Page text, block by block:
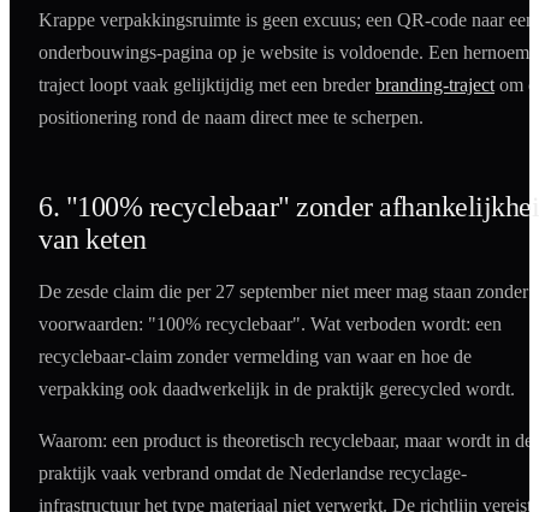
Krappe verpakkingsruimte is geen excuus; een QR-code naar een
onderbouwings-pagina op je website is voldoende. Een hernoem-
traject loopt vaak gelijktijdig met een brederbranding-traject om
positionering rond de naam direct mee te scherpen.
6. "100% recyclebaar" zonder
van keten
De zesde claim die per 27 september niet meer mag staan zonder
voorwaarden: "100% recyclebaar". Wat verboden wordt: een
recyclebaar-claim zonder vermelding van waar en hoe de
verpakking ook daadwerkelijk in de praktijk gerecycled wordt.
Waarom: een product is theoretisch recyclebaar, maar wordt in de
praktijk vaak verbrand omdat de Nederlandse recyclage-
infrastructuur het type materiaal niet verwerkt. De richtlijn vereist